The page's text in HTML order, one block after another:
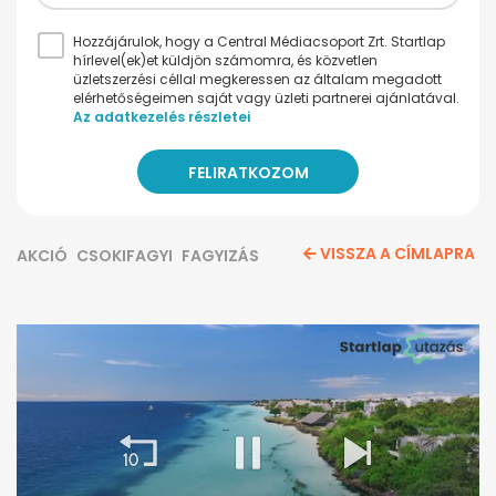
Hozzájárulok, hogy a Central Médiacsoport Zrt. Startlap
hírlevel(ek)et küldjön számomra, és közvetlen
üzletszerzési céllal megkeressen az általam megadott
elérhetőségeimen saját vagy üzleti partnerei ajánlatával.
Az adatkezelés részletei
AKCIÓ CSOKIFAGYI FAGYIZÁS VISSZA A CÍMLAPRA